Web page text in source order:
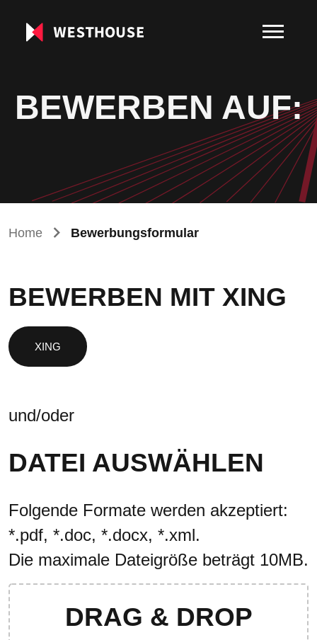
BEWERBEN AUF:
Home Bewerbungsformular
BEWERBEN MIT XING
und/oder
DATEI AUSWÄHLEN
Folgende Formate werden akzeptiert:
*.pdf, *.doc, *.docx, *.xml.
Die maximale Dateigröße beträgt 10MB.
DRAG & DROP